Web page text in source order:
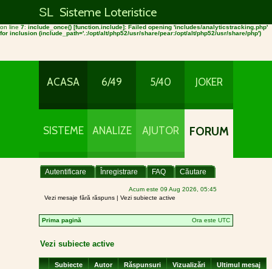
include_once(includes/analyticstracking.php) [
open stream: No such file or directory
on line 7: include_once() [function.include]: Failed opening 'includes/analyticstracking.php'
for inclusion (include_path='.:/opt/alt/php52/usr/share/pear:/opt/alt/php52/usr/share/php')
SL Sisteme Loteristice
ACASA 6/49 5/40 JOKER
SISTEME ANALIZE AJUTOR FORUM
Autentificare Înregistrare FAQ Căutare
Acum este 09 Aug 2026, 05:45
Vezi mesaje fără răspuns | Vezi subiecte active
Prima pagină Ora este UTC
Vezi subiecte active
Subiecte Autor Răspunsuri Vizualizări Ultimul mesaj